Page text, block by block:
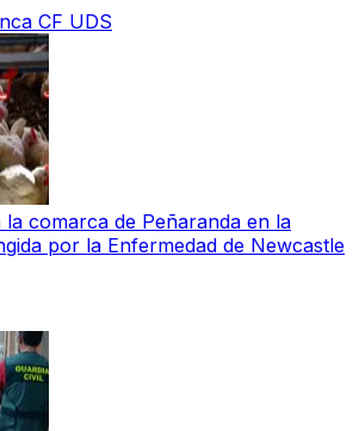
CF UDS
comarca de Peñaranda en la
por la Enfermedad de Newcastle